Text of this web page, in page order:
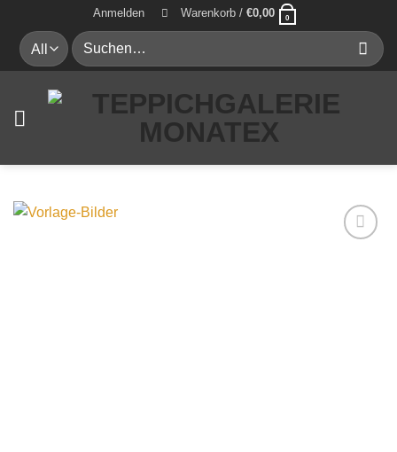
Inhalt
springen
Anmelden Warenkorb / €0,00 0
Suche
nach: